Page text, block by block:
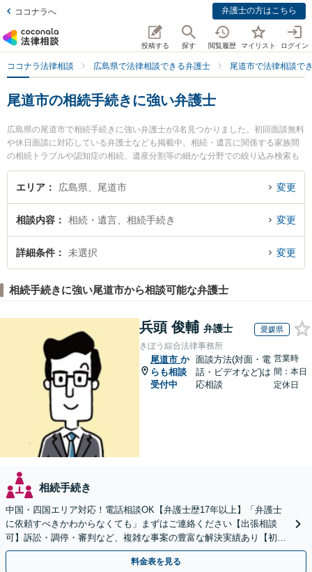
ココナラへ 弁護士の方はこちら
投稿する 探す 閲覧履歴 マイリスト ログイン
ココナラ法律相談 広島県で法律相談できる弁護士 尾道市で法律相談で
尾道市の相続手続きに強い弁護士
広島県の尾道市で相続手続きに強い弁護士が3名見つかりました。初回面談無料
や休日面談に対応している弁護士なども掲載中。相続・遺言に関係する家族間
の相続トラブルや認知症の相続、遺産分割等の細かな分野での絞り込み検索も
でき便利です。特に尾道総合法律事務所の大住 広太弁護士や尾道総合法律事務
所の井上 正信弁護士、岡野法律事務所 尾道支店の田房 教平弁護士のプロフィ
きのトラブル解決の実績豊富な近くの弁護士を検索したい』『初回相談無料で
相続手続きを法律相談できる尾道市内の弁護士に相談予約したい』などでお困
りの相談者さんにおすすめです。
エリア 広島県、尾道市 変更
相談内容 相続・遺言、相続手続き 変更
詳細条件 未選択 変更
相続手続きに強い尾道市から相談可能な弁護士
兵頭 俊輔 弁護士 愛媛県
きぼう綜合法律事務所
尾道市 か
らも相談
受付中
面談方法(対面・電
話・ビデオなど)は
応相談
営業時
間：本日
定休日
相続手続き
中国・四国エリア対応！電話相談OK【弁護士歴17年以上】「弁護士
に依頼すべきかわからなくても」まずはご連絡ください【出張相談
可】訴訟・調停・審判など、複雑な事案の豊富な解決実績あり【初回
相談無料】初回面談のみで解決できるケースもあります
料金表を見る